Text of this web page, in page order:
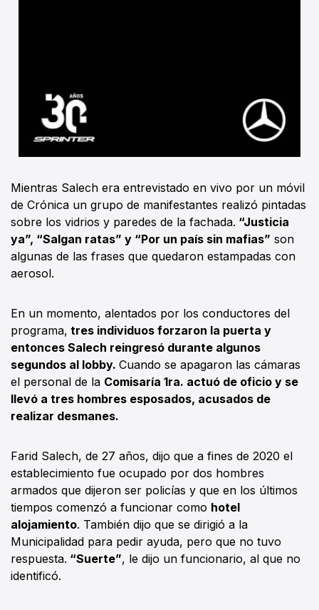
Mientras Salech era entrevistado en vivo por un móvil
de Crónica un grupo de manifestantes realizó pintadas
sobre los vidrios y paredes de la fachada. “Justicia
ya”, “Salgan ratas” y “Por un país sin mafias” son
algunas de las frases que quedaron estampadas con
aerosol.
En un momento, alentados por los conductores del
programa, tres individuos forzaron la puerta y
entonces Salech reingresó durante algunos
segundos al lobby. Cuando se apagaron las cámaras
el personal de la Comisaría 1ra. actuó de oficio y se
llevó a tres hombres esposados, acusados de
realizar desmanes.
Farid Salech, de 27 años, dijo que a fines de 2020 el
establecimiento fue ocupado por dos hombres
armados que dijeron ser policías y que en los últimos
tiempos comenzó a funcionar como hotel
alojamiento. También dijo que se dirigió a la
Municipalidad para pedir ayuda, pero que no tuvo
respuesta. “Suerte”, le dijo un funcionario, al que no
identificó.